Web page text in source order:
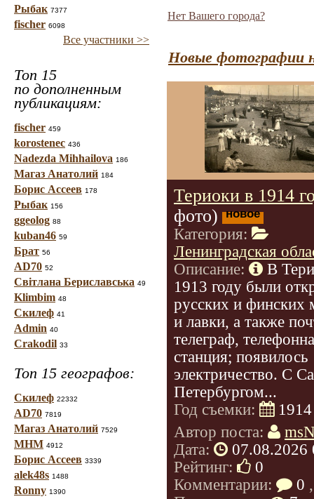
Рыбак 7377
fischer 6098
Все участники >>
Топ 15
по дополненным
публикациям:
fischer 459
korostenec 436
Nadezda Mihhailova 186
Магаз Анатолий 184
Борис Ассеев 178
Рыбак 156
ggeolog 88
kuban46 59
Брат 56
AD70 52
Світлана Бериславська 49
Klimbim 48
Скилеф 41
Admin 40
Crakodil 33
Топ 15 географов:
Скилеф 22332
AD70 7819
Магаз Анатолий 7529
МНМ 4912
Борис Ассеев 3339
alek48s 1488
Ronny 1390
Нет Вашего города?
Новые фотографии
Териоки в 1914
фото) новое
Категория:
Ленинградская
Описание:
В
1913 году были
русских и финских
и лавки, а также
телеграф,
станция; появилось
электричество. С
Петербургом...
Год съемки:
1914
Автор поста:
Дата:
07.08.2026
Рейтинг:
0
Комментарии:
0 ,